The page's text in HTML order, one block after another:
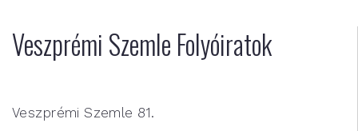
Veszprémi Szemle Folyóiratok
Veszprémi Szemle 81.